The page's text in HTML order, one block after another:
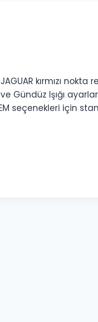
kırmızı nokta
Işığı
seçenekleri için